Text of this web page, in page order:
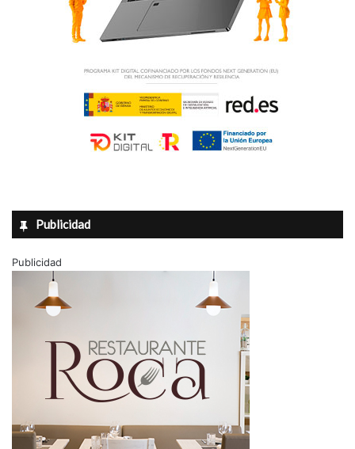
Publicidad
Publicidad